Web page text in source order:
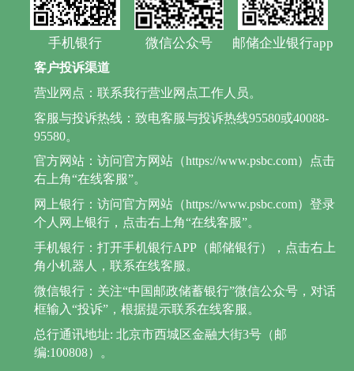
手机银行 微信公众号 邮储企业银行app
客户投诉渠道
营业网点：联系我行营业网点工作人员。
客服与投诉热线：致电客服与投诉热线95580或40088-
95580。
官方网站：访问官方网站（https://www.psbc.com）点击
右上角“在线客服”。
网上银行：访问官方网站（https://www.psbc.com）登录
个人网上银行，点击右上角“在线客服”。
手机银行：打开手机银行APP（邮储银行），点击右上
角小机器人，联系在线客服。
微信银行：关注“中国邮政储蓄银行”微信公众号，对话
框输入“投诉”，根据提示联系在线客服。
总行通讯地址: 北京市西城区金融大街3号（邮
编:100808）。